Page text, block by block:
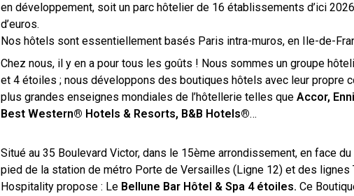
en développement, soit un parc hôtelier de 16 établissements d’ici
d’euros.
Nos hôtels sont essentiellement basés Paris intra-muros, en Ile-de-
Chez nous, il y en a pour tous les goûts ! Nous sommes un groupe
et 4 étoiles ; nous développons des boutiques hôtels avec leur
plus grandes enseignes mondiales de l’hôtellerie telles que Accor,
Best Western® Hotels & Resorts, B&B Hotels®…
Situé au 35 Boulevard Victor, dans le 15ème arrondissement, en face
pied de la station de métro Porte de Versailles (Ligne 12) et des lignes
Hospitality propose : Le Bellune Bar Hôtel & Spa 4 étoiles. Ce